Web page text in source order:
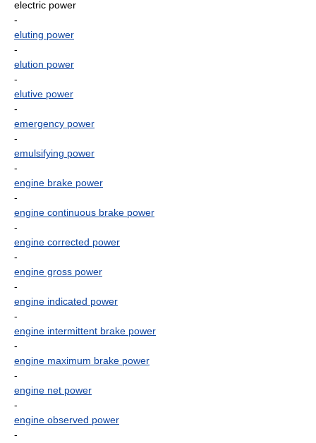
electric power
-
eluting power
-
elution power
-
elutive power
-
emergency power
-
emulsifying power
-
engine brake power
-
engine continuous brake power
-
engine corrected power
-
engine gross power
-
engine indicated power
-
engine intermittent brake power
-
engine maximum brake power
-
engine net power
-
engine observed power
-